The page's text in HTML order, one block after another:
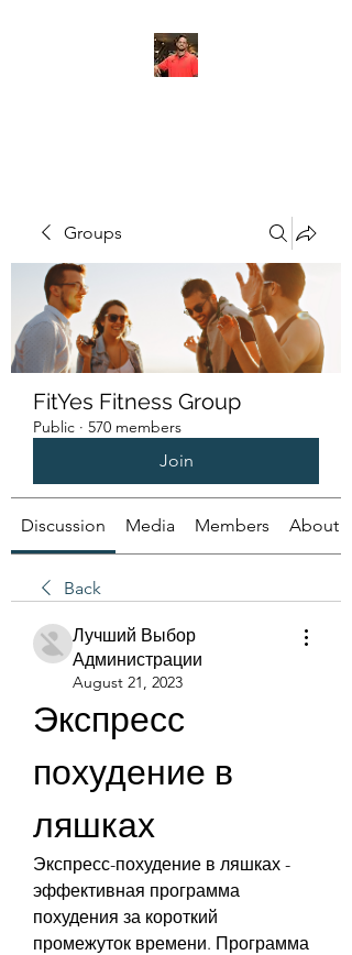
Groups
FitYes Fitness Group
Public · 570 members
Join
Discussion Media Members About
Back
Лучший Выбор
Администрации
August 21, 2023
Экспресс
похудение в
ляшках
Экспресс-похудение в ляшках -
эффективная программа
похудения за короткий
промежуток времени. Программа